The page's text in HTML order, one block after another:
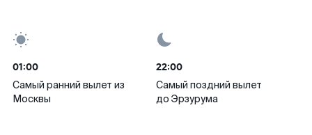
01:00
Самый ранний вылет из
Москвы
22:00
Самый поздний вылет
до Эрзурума